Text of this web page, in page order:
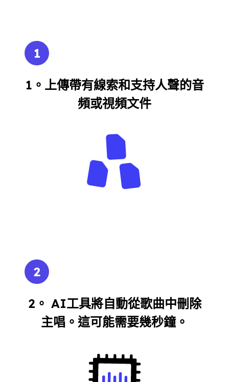
1
1。上傳帶有線索和支持人聲的音
頻或視頻文件
2
2。 AI工具將自動從歌曲中刪除
主唱。這可能需要幾秒鐘。